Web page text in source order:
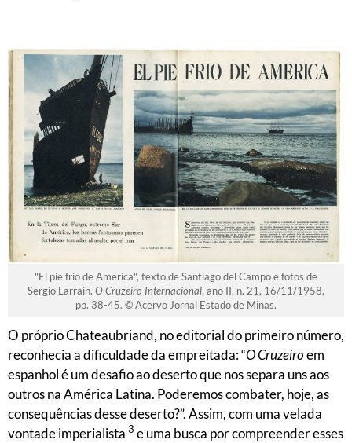
"El pie frio de America", texto de Santiago del Campo e fotos de
Sergio Larrain. O Cruzeiro Internacional, ano II, n. 21, 16/11/1958,
pp. 38-45. © Acervo Jornal Estado de Minas.
O próprio Chateaubriand, no editorial do primeiro número,
reconhecia a dificuldade da empreitada: “O Cruzeiroem
espanhol é um desafio ao deserto que nos separa uns aos
outros na América Latina. Poderemos combater, hoje, as
consequências desse deserto?”. Assim, com uma velada
vontade imperialista 3 e uma busca por compreender esses